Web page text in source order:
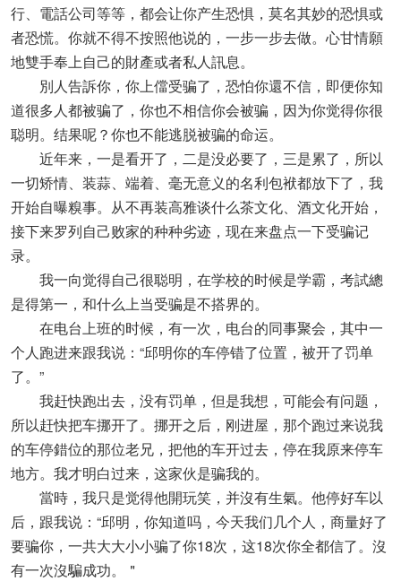
行、電話公司等等，都会让你产生恐惧，莫名其妙的恐惧或
者恐慌。你就不得不按照他说的，一步一步去做。心甘情願
地雙手奉上自己的財產或者私人訊息。
別人告訴你，你上儅受骗了，恐怕你還不信，即便你知
道很多人都被骗了，你也不相信你会被骗，因为你觉得你很
聪明。结果呢？你也不能逃脱被骗的命运。
近年来，一是看开了，二是没必要了，三是累了，所以
一切矫情、装蒜、端着、毫无意义的名利包袱都放下了，我
开始自曝糗事。从不再装高雅谈什么茶文化、酒文化开始，
接下来罗列自己败家的种种劣迹，现在来盘点一下受骗记
录。
我一向觉得自己很聪明，在学校的时候是学霸，考試總
是得第一，和什么上当受骗是不搭界的。
在电台上班的时候，有一次，电台的同事聚会，其中一
个人跑进来跟我说：“邱明你的车停错了位置，被开了罚单
了。”
我赶快跑出去，没有罚单，但是我想，可能会有问题，
所以赶快把车挪开了。挪开之后，刚进屋，那个跑过来说我
的车停錯位的那位老兄，把他的车开过去，停在我原来停车
地方。我才明白过来，这家伙是骗我的。
當時，我只是觉得他開玩笑，并沒有生氣。他停好车以
后，跟我说：“邱明，你知道吗，今天我们几个人，商量好了
要骗你，一共大大小小骗了你18次，这18次你全都信了。沒
有一次沒騙成功。＂